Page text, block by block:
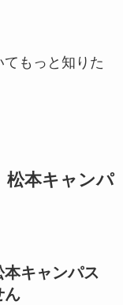
もっと知りた
本キャンパ
キャンパス
ん